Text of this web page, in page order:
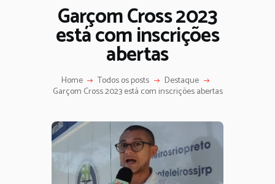
Garçom Cross 2023
está com inscrições
abertas
Home Todos os posts Destaque
Garçom Cross 2023 está com inscrições abertas